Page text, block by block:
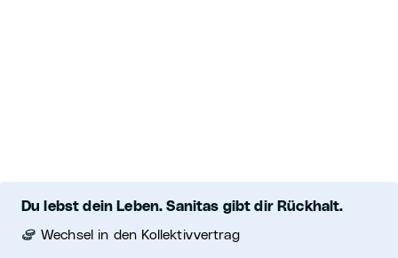
Du lebst dein Leben. Sanitas gibt dir Rückhalt.
Wechsel in den Kollektivvertrag